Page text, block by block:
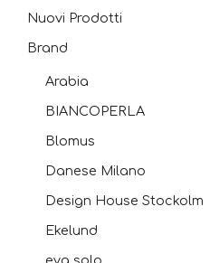
Nuovi Prodotti
Brand
Arabia
BIANCOPERLA
Blomus
Danese Milano
Design House Stockolm
Ekelund